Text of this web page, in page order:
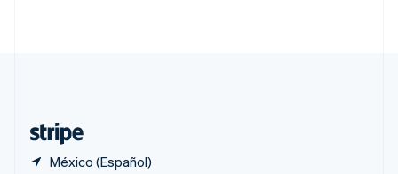
México (Español)